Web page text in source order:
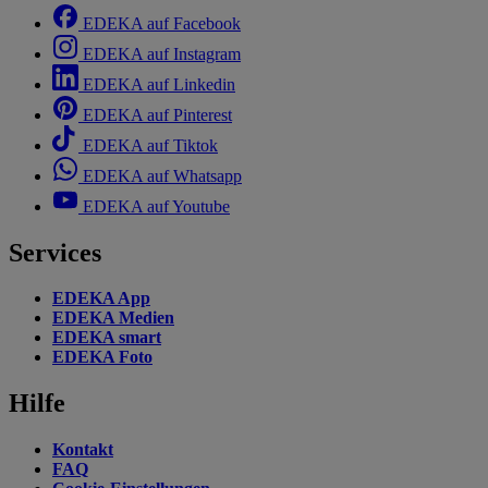
EDEKA auf Facebook
EDEKA auf Instagram
EDEKA auf Linkedin
EDEKA auf Pinterest
EDEKA auf Tiktok
EDEKA auf Whatsapp
EDEKA auf Youtube
Services
EDEKA App
EDEKA Medien
EDEKA smart
EDEKA Foto
Hilfe
Kontakt
FAQ